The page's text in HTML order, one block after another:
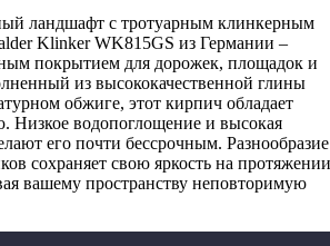
ландшафт с тротуарным клинкерным
Klinker WK815GS из Германии –
покрытием для дорожек, площадок и
из высококачественной глины
обжиге, этот кирпич обладает
Низкое водопоглощение и высокая
его почти бессрочным. Разнообразие
сохраняет свою яркость на протяжении
вашему пространству неповторимую